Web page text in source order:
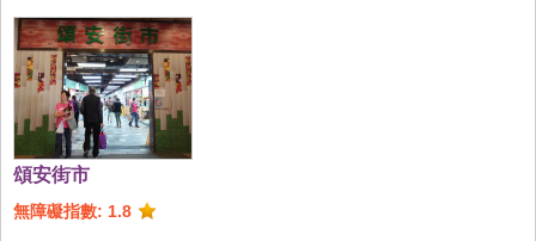
頌安街市
無障礙指數: 1.8